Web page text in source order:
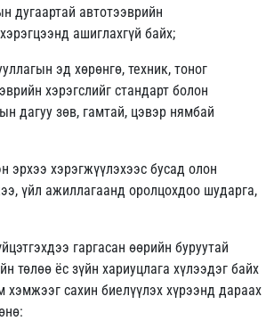
дугаартай автотээврийн
ашиглахгүй байх;
эд хөрөнгө, техник, тоног
хэрэгслийг стандарт болон
дагуу зөв, гамтай, цэвэр нямбай
эрхээ хэрэгжүүлэхээс бусад олон
үйл ажиллагаанд оролцохдоо шударга,
гаргасан өөрийн буруутай
төлөө ёс зүйн хариуцлага хүлээдэг байх
хэмжээг сахин биелүүлэх хүрээнд дараах